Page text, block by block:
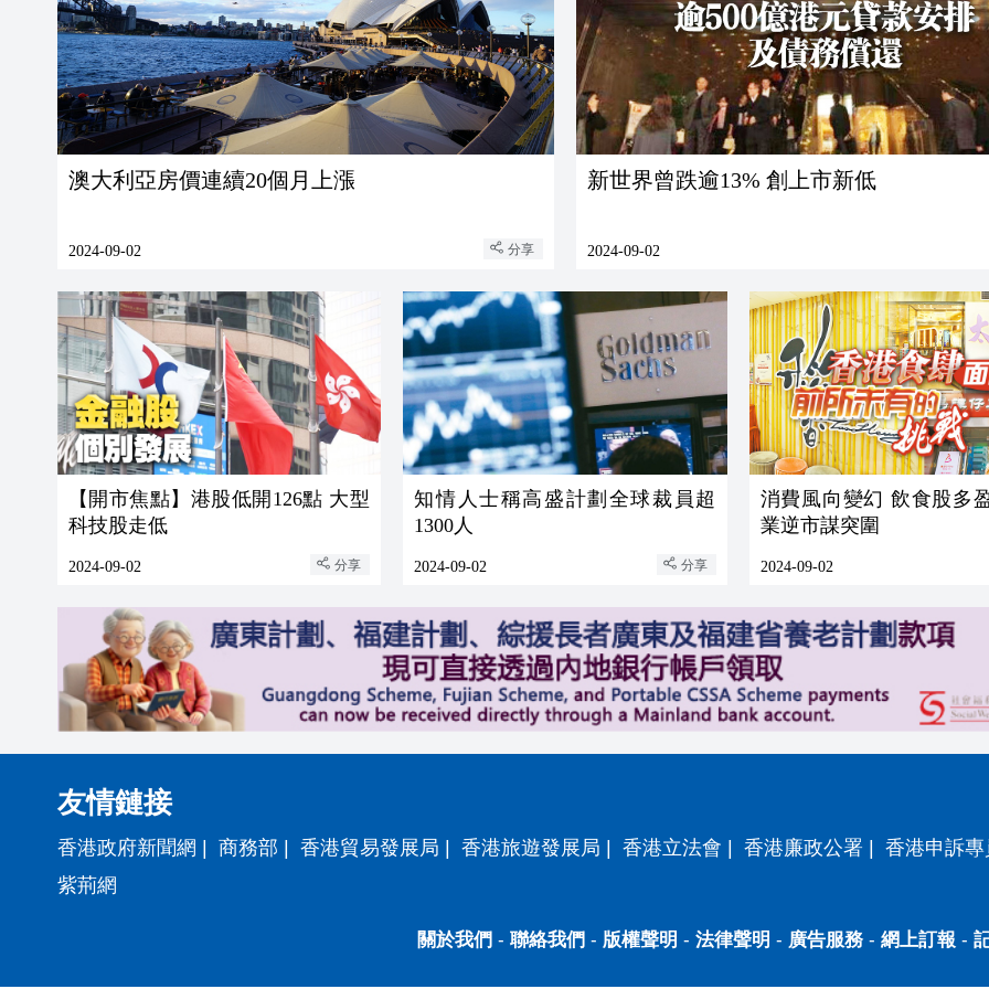
澳大利亞房價連續20個月上漲
2024-09-02 分享
新世界曾跌逾13% 創上市新低
2024-09-02
【開市焦點】港股低開126點 大型
科技股走低
2024-09-02 分享
知情人士稱高盛計劃全球裁員超
1300人
2024-09-02 分享
消費風向變幻 飲食股多
業逆市謀突圍
2024-09-02
友情鏈接
香港政府新聞網 商務部 香港貿易發展局 香港旅遊發展局 香港立法會 香港廉政公署
香港申訴
紫荊網
關於我們 - 聯絡我們 - 版權聲明 - 法律聲明 - 廣告服務- 網上訂報 -